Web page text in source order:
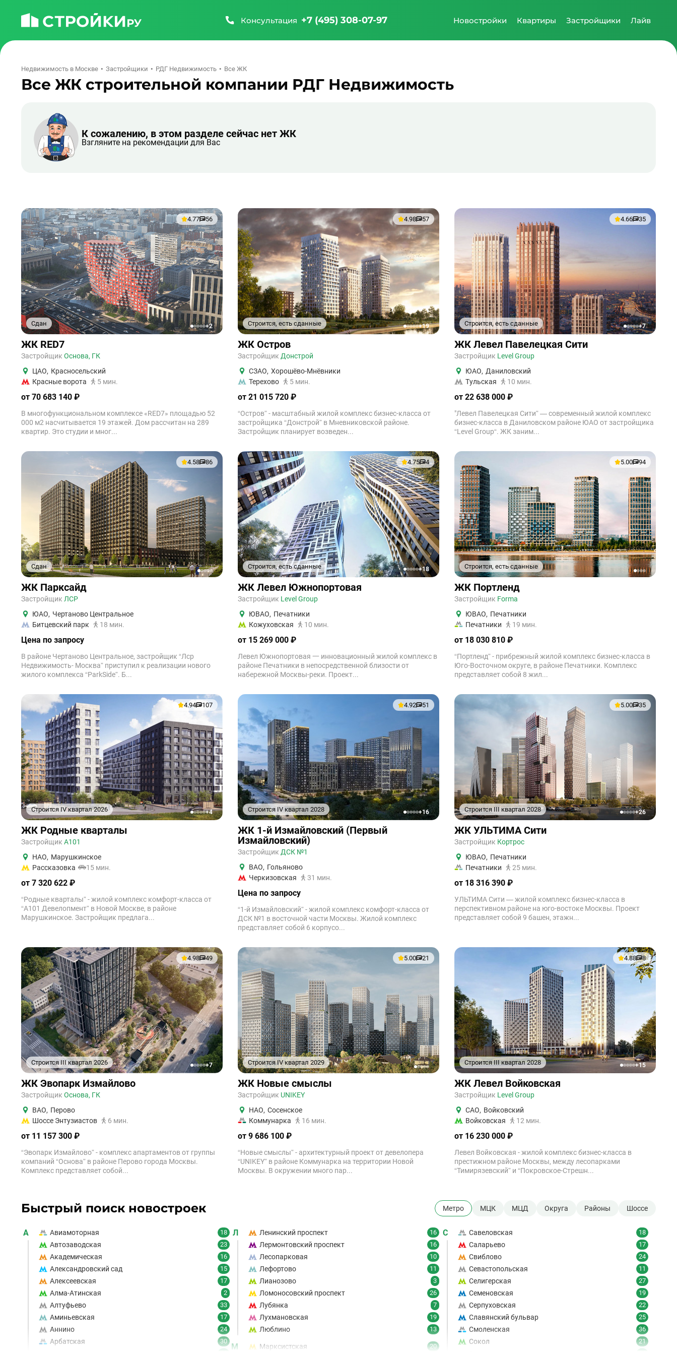
Консультация +7 (495) 308-07-97 Новостройки Квартиры Застройщики Лайв
Недвижимость в Москве Застройщики РДГ Недвижимость Все ЖК
Все ЖК строительной компании РДГ Недвижимость
К сожалению, в этом разделе сейчас нет ЖК
Взгляните на рекомендации для Вас
Сдан
4.77 56
12345+2
ЖК RED7
Застройщик Основа, ГК
ЦАО, Красносельский
Красные ворота
5 мин.
от 70 683 140 ₽
В многофункциональном комплексе «RED7» площадью 52
000 м2 насчитывается 19 этажей. Дом рассчитан на 289
квартир. Это студии и мног...
Строится, есть сданные
4.98 57
12345+19
ЖК Остров
Застройщик Донстрой
СЗАО, Хорошёво-Мнёвники
Терехово
5 мин.
от 21 015 720 ₽
“Остров” - масштабный жилой комплекс бизнес-класса от
застройщика “Донстрой” в Мневниковской районе.
Застройщик планирует возведен...
Строится, есть сданные
4.66 35
12345+7
ЖК Левел Павелецкая Сити
Застройщик Level Group
ЮАО, Даниловский
Тульская
10 мин.
от 22 638 000 ₽
"Левел Павелецкая Сити” — современный жилой комплекс
бизнес-класса в Даниловском районе ЮАО от застройщика
“Level Group“. ЖК заним...
Сдан
4.58 86
12345
ЖК Парксайд
Застройщик ЛСР
ЮАО, Чертаново Центральное
Битцевский парк
18 мин.
Цена по запросу
В районе Чертаново Центральное, застройщик “Лср
Недвижимость- Москва” приступил к реализации нового
жилого комплекса “ParkSide”. Б...
Строится, есть сданные
4.75 4
12345+18
ЖК Левел Южнопортовая
Застройщик Level Group
ЮВАО, Печатники
Кожуховская
10 мин.
от 15 269 000 ₽
Левел Южнопортовая 一 инновационный жилой комплекс в
районе Печатники в непосредственной близости от
набережной Москвы-реки. Проект...
Строится, есть сданные
5.00 94
1234
ЖК Портленд
Застройщик Forma
ЮВАО, Печатники
Печатники
19 мин.
от 18 030 810 ₽
“Портленд” - прибрежный жилой комплекс бизнес-класса в
Юго-Восточном округе, в районе Печатники. Комплекс
представляет собой 8 жил...
Строится IV квартал 2026
4.94 107
12345+4
ЖК Родные кварталы
Застройщик А101
НАО, Марушкинское
Рассказовка
15 мин.
от 7 320 622 ₽
“Родные кварталы” - жилой комплекс комфорт-класса от
“А101 Девелопмент” в Новой Москве, в районе
Марушкинское. Застройщик предлага...
Строится IV квартал 2028
4.92 51
12345+16
ЖК 1-й Измайловский (Первый
Измайловский)
Застройщик ДСК №1
ВАО, Гольяново
Черкизовская
31 мин.
Цена по запросу
“1-й Измайловский” - жилой комплекс комфорт-класса от
ДСК №1 в восточной части Москвы. Жилой комплекс
представляет собой 6 корпусо...
Строится III квартал 2028
5.00 35
12345+26
ЖК УЛЬТИМА Сити
Застройщик Кортрос
ЮВАО, Печатники
Печатники
25 мин.
от 18 316 390 ₽
УЛЬТИМА Сити — жилой комплекс бизнес-класса в
перспективном районе на юго-востоке Москвы. Проект
представляет собой 9 башен, этажн...
Строится III квартал 2026
4.98 49
12345+7
ЖК Эвопарк Измайлово
Застройщик Основа, ГК
ВАО, Перово
Шоссе Энтузиастов
6 мин.
от 11 157 300 ₽
“Эвопарк Измайлово” - комплекс апартаментов от группы
компаний “Основа” в районе Перово города Москвы.
Комплекс представляет собой...
Строится IV квартал 2029
5.00 21
12345
ЖК Новые смыслы
Застройщик UNIKEY
НАО, Сосенское
Коммунарка
16 мин.
от 9 686 100 ₽
“Новые смыслы” - архитектурный проект от девелопера
“UNIKEY” в районе Коммунарка на территории Новой
Москвы. В окружении много пар...
Строится III квартал 2028
4.88 8
12345+15
ЖК Левел Войковская
Застройщик Level Group
САО, Войковский
Войковская
12 мин.
от 16 230 000 ₽
Левел Войковская - жилой комплекс бизнес-класса в
престижном районе Москвы, между лесопарками
“Тимирязевский” и “Покровское-Стрешн...
Быстрый поиск новостроек Метро МЦК МЦД Округа Районы Шоссе
А Авиамоторная 18
Автозаводская 23
Академическая 16
Александровский сад 15
Алексеевская 17
Алма-Атинская 2
Алтуфьево 33
Аминьевская 17
Аннино 24
Арбатская 30
Л Ленинский проспект 16
Лермонтовский проспект 16
Лесопарковая 10
Лефортово 11
Лианозово 3
Ломоносовский проспект 26
Лубянка 7
Лухмановская 19
Люблино 13
М Марксистская 20
С Савеловская 18
Саларьево 17
Свиблово 24
Севастопольская 11
Селигерская 27
Семеновская 19
Серпуховская 22
Славянский бульвар 25
Смоленская 36
Сокол 21